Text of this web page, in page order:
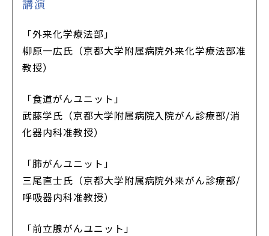
講演
「外来化学療法部」
柳原一広氏（京都大学附属病院外来化学療法部准
教授）
「食道がんユニット」
武藤学氏（京都大学附属病院入院がん診療部/消
化器内科准教授）
「肺がんユニット」
三尾直士氏（京都大学附属病院外来がん診療部/
呼吸器内科准教授）
「前立腺がんユニット」